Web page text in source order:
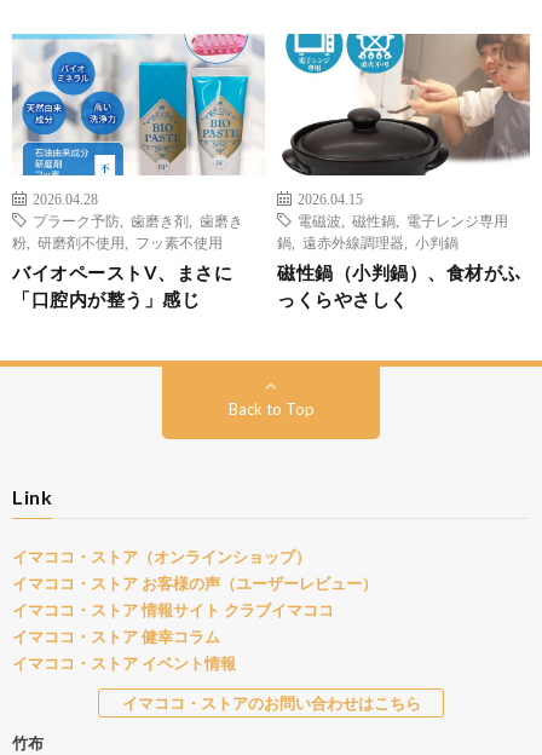
2026.04.28
プラーク予防
歯磨き剤
歯磨き
粉
研磨剤不使用 フッ素不使用
バイオペーストV、まさに
「口腔内が整う」感じ
2026.04.15
電磁波
磁性鍋
電子レンジ専用
鍋
遠赤外線調理器 小判鍋
磁性鍋（小判鍋）、食材がふ
っくらやさしく
Back to Top
Link
イマココ・ストア（オンラインショップ）
イマココ・ストア お客様の声（ユーザーレビュー）
イマココ・ストア 情報サイト クラブイマココ
イマココ・ストア 健幸コラム
イマココ・ストア イベント情報
イマココ・ストアのお問い合わせはこちら
竹布